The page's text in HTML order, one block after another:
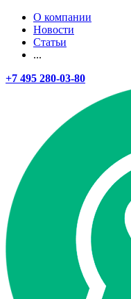
О компании
Новости
Статьи
...
+7 495 280-03-80